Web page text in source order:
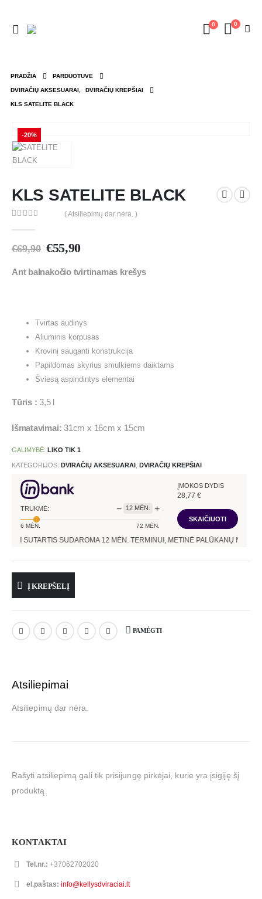
0 0
PRADŽIA PARDUOTUVE
DVIRAČIŲ AKSESUARAI, DVIRAČIŲ KREPŠIAI
KLS SATELITE BLACK
-20%
KLS SATELITE BLACK
( Atsiliepimų dar nėra. )
€69,90 €55,90
Ant balnakočio tvirtinamas krešys
Tvirtas audinys
Aliuminis korpusas
Krovinį sauganti konstrukcija
Papildomas skyrius smulkiems daiktams
Šviesą aspindintys elementai
Tūris : 3,5 l
Išmatavimai: 31cm x 16cm x 15cm
GALIMYBĖ: LIKO TIK 1
KATEGORIJOS: DVIRAČIŲ AKSESUARAI DVIRAČIŲ KREPŠIAI
TRUKMĖ: − 12MĖN. +
6 MĖN. 72 MĖN.
ĮMOKOS DYDIS
28,77 €
SKAIČIUOTI
SUTARTIS SUDAROMA12MĖN. TERMINUI, METINĖ PALŪKANŲ NORMA –
Į KREPŠELĮ
PAMĖGTI
Atsiliepimai
Atsiliepimų dar nėra.
Rašyti atsiliepimą gali tik prisijungę pirkėjai, kurie yra įsigiję šį
produktą.
KONTAKTAI
Tel.nr.: +37062702020
el.paštas: info@kellysdviraciai.lt